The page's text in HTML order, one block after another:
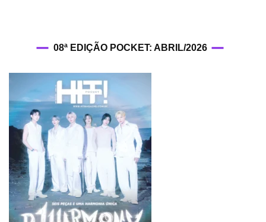
08ª EDIÇÃO POCKET: ABRIL/2026